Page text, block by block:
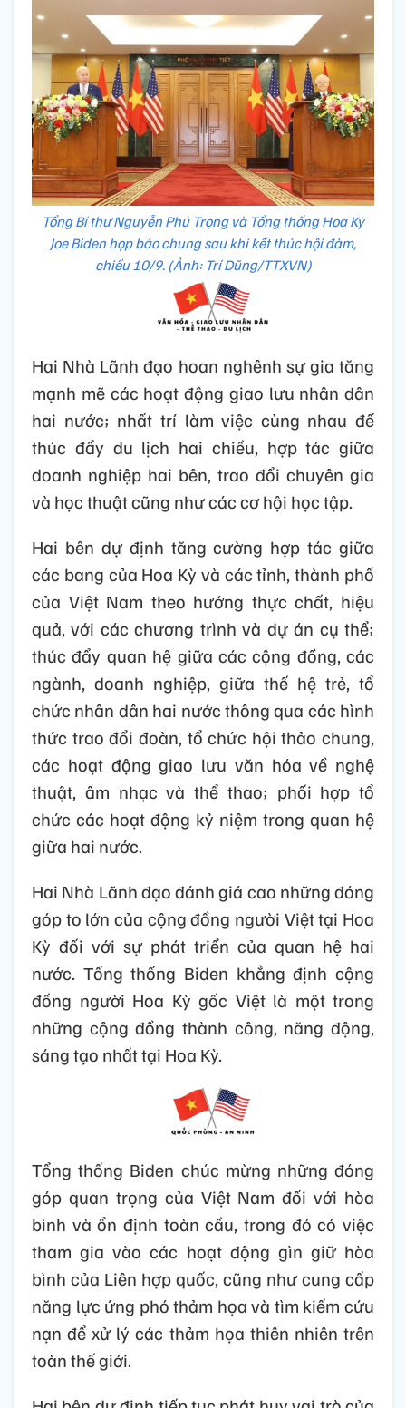
nhân dân Hoa Kỳ đối với sự hỗ trợ lâu dài
của Việt Nam trong việc tìm kiếm thông tin
và hài cốt quân nhân Hoa Kỳ mất tích trong
chiến tranh. Việt Nam khẳng định tiếp tục
hợp tác toàn diện với Hoa Kỳ tìm kiếm hài
cốt quân nhân Hoa Kỳ mất tích trong chiến
tranh.
Tổng Bí thư Nguyễn Phú Trọng và Tổng thống Hoa Kỳ
Joe Biden họp báo chung sau khi kết thúc hội đàm,
chiều 10/9. (Ảnh: Trí Dũng/TTXVN)
Hai Nhà Lãnh đạo hoan nghênh sự gia tăng
mạnh mẽ các hoạt động giao lưu nhân dân
hai nước; nhất trí làm việc cùng nhau để
thúc đẩy du lịch hai chiều, hợp tác giữa
doanh nghiệp hai bên, trao đổi chuyên gia
và học thuật cũng như các cơ hội học tập.
Hai bên dự định tăng cường hợp tác giữa
các bang của Hoa Kỳ và các tỉnh, thành phố
của Việt Nam theo hướng thực chất, hiệu
quả, với các chương trình và dự án cụ thể;
thúc đẩy quan hệ giữa các cộng đồng, các
ngành, doanh nghiệp, giữa thế hệ trẻ, tổ
chức nhân dân hai nước thông qua các hình
thức trao đổi đoàn, tổ chức hội thảo chung,
các hoạt động giao lưu văn hóa về nghệ
thuật, âm nhạc và thể thao; phối hợp tổ
chức các hoạt động kỷ niệm trong quan hệ
Hai Nhà Lãnh đạo đánh giá cao những đóng
Kỳ đối với sự phát triển của quan hệ hai
nước. Tổng thống Biden khẳng định cộng
đồng người Hoa Kỳ gốc Việt là một trong
những cộng đồng thành công, năng động,
sáng tạo nhất tại Hoa Kỳ.
Tổng thống Biden chúc mừng những đóng